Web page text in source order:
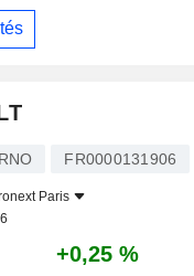
RNO FR0000131906
Paris
+0,25 %